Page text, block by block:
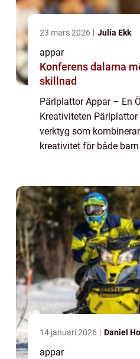
23 mars 2026 Julia Ekk
appar
Konferens dalarna möten som gör
skillnad
Pärlplattor Appar – En
Kreativiteten
verktyg som
kreativitet för både
14 januari 2026 Daniel
appar